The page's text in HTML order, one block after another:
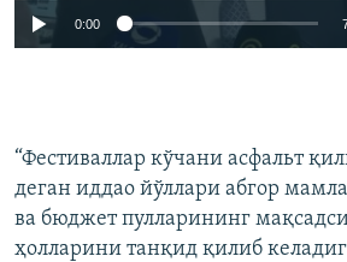
720p 1080p
0:00
“Фестиваллар кўчани асфальт
деган иддао йўллари абгор
ва бюджет пулларининг
ҳолларини танқид қилиб